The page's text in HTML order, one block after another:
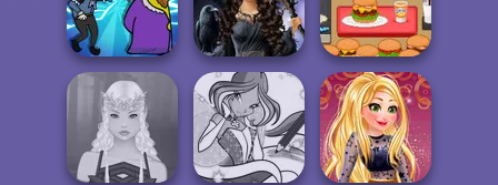
FNAF Horror At
Home
The Pizza Maker
Little Red Riding
Hood
Murder
Mystic Coven The
Sisterhood of...
Ultra Pixel
Burgeria